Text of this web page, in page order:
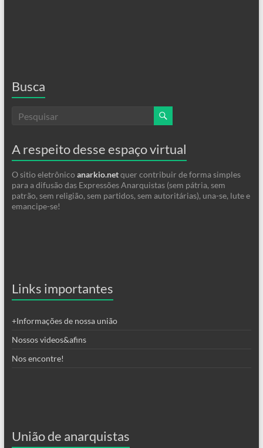
Busca
A respeito desse espaço virtual
O sitio eletrônico anarkio.netquer contribuir de forma simples
para a difusão das Expressões Anarquistas (sem pátria, sem
patrão, sem religião, sem partidos, sem autoritárias), una-se, lute e
emancipe-se!
Links importantes
+Informações de nossa união
Nossos videos&afins
Nos encontre!
União de anarquistas